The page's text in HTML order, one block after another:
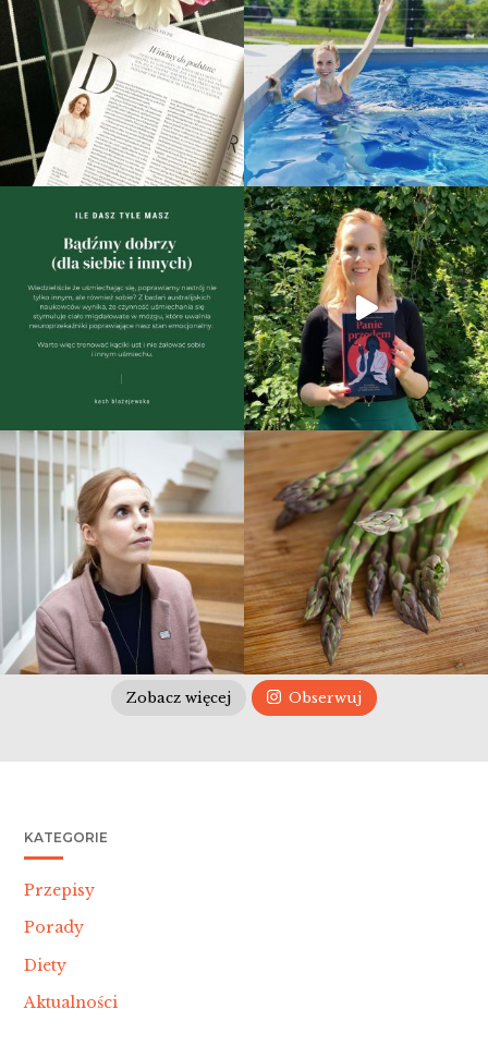
Zobacz więcej Obserwuj
KATEGORIE
Przepisy
Porady
Diety
Aktualności